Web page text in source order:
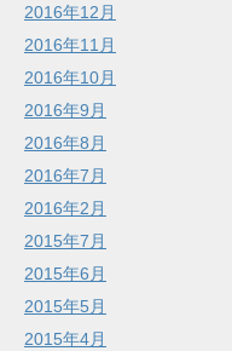
2016年12月
2016年11月
2016年10月
2016年9月
2016年8月
2016年7月
2016年2月
2015年7月
2015年6月
2015年5月
2015年4月